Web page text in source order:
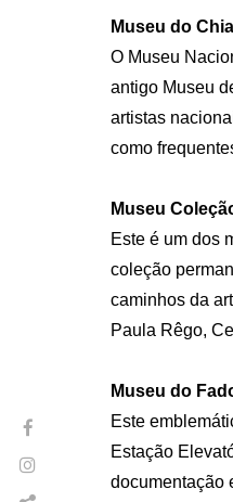
Museu do
O Museu
antigo Museu
artistas
como
Museu
Este é um dos
coleção
caminhos da
Paula Rêgo,
Museu do
Este
Estação
documentação